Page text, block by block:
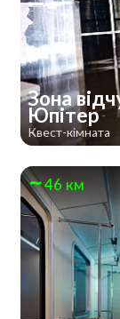
Зона
Юпітер
Квест-кімната
46 км